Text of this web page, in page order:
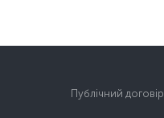
Публічний договір